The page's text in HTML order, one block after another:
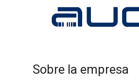
Sobre la empresa